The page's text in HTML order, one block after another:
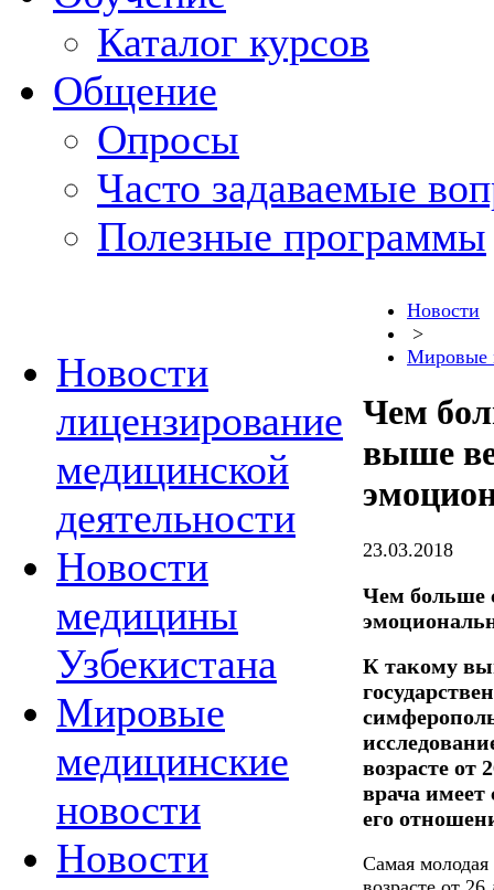
Каталог курсов
Общение
Опросы
Часто задаваемые
Полезные программы
Новости
лицензирование
медицинской
деятельности
Новости
медицины
Узбекистана
Мировые
медицинские
новости
Новости
Новости
>
Мировые
Чем
выше
23.03.2018
Чем больше
К такому
возрасте от
врача имеет
его
Самая